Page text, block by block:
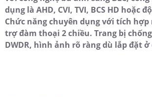
dụng là AHD, CVI, TVI, BCS HD hoặc
Chức năng chuyên dụng với tích hợp
trợ đàm thoại 2 chiều. Trang bị
DWDR, hình ảnh rõ ràng dù lắp đặt ở